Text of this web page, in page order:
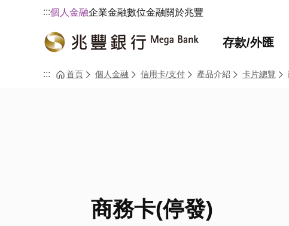
:::個人金融企業金融數位金融關於兆豐
存款/外匯
::: 首頁 個人金融 信用卡/支付 產品介紹 卡片總覽
商務卡(停發)